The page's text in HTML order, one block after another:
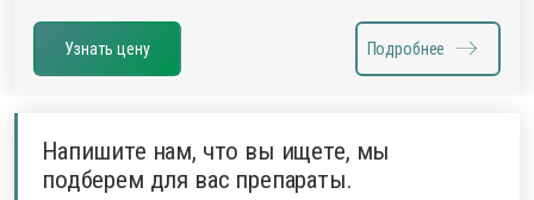
Узнать цену Подробнее
Напишите нам, что вы ищете, мы
подберем для вас препараты.